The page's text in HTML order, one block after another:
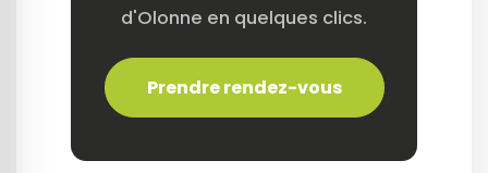
d'Olonne en quelques clics.
Prendre rendez-vous